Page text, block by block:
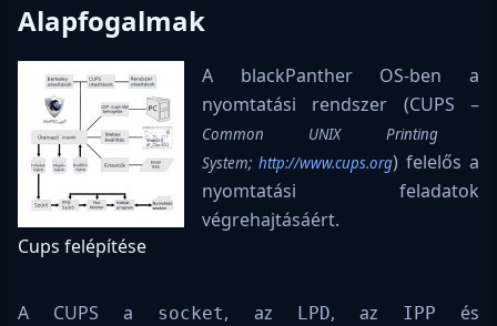
Alapfogalmak
Cups felépítése
A blackPanther OS-ben a
nyomtatási rendszer (CUPS –
Common UNIX Printing
System; http://www.cups.org) felelős a
nyomtatási feladatok
végrehajtásáért.
A CUPS a socket, az LPD, az IPP
és